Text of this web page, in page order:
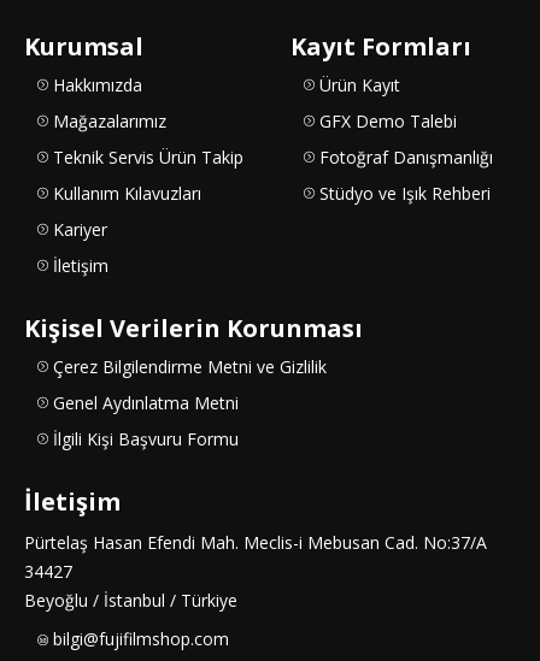
Kurumsal
Hakkımızda
Mağazalarımız
Teknik Servis Ürün Takip
Kullanım Kılavuzları
Kariyer
İletişim
Kayıt Formları
Ürün Kayıt
GFX Demo Talebi
Fotoğraf Danışmanlığı
Stüdyo ve Işık Rehberi
Kişisel Verilerin Korunması
Çerez Bilgilendirme Metni ve Gizlilik
Genel Aydınlatma Metni
İlgili Kişi Başvuru Formu
İletişim
Pürtelaş Hasan Efendi Mah. Meclis-i Mebusan Cad. No:37/A
34427
Beyoğlu / İstanbul / Türkiye
bilgi@fujifilmshop.com